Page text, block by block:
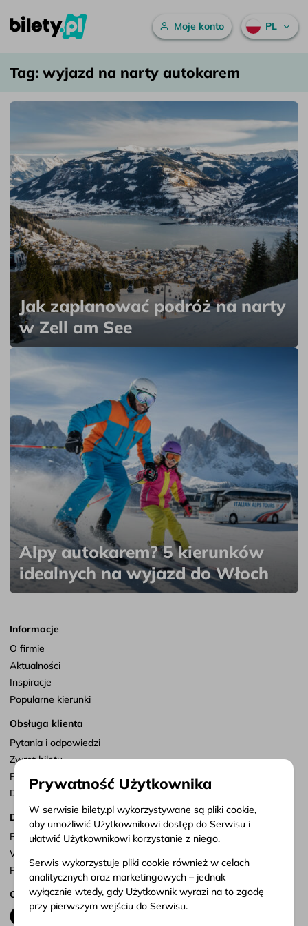
Przejdź do treści
wyjazd na narty autokarem – bilety.pl
Menu główne
Moje konto PL
Tag: wyjazd na narty autokarem
Jak zaplanować podróż na narty
w Zell am See
Alpy autokarem? 5 kierunków
idealnych na wyjazd do Włoch
Informacje
O firmie
Aktualności
Inspiracje
Popularne kierunki
Obsługa klienta
Pytania i odpowiedzi
Zwrot biletu
Punkty sprzedaży
Dostosuj zgody
Dokumenty
Regulamin serwisu
Warunki przewozu
Polityka prywatności
Obserwuj nas
Prywatność Użytkownika
W serwisie bilety.pl wykorzystywane są pliki cookie,
aby umożliwić Użytkownikowi dostęp do Serwisu i
ułatwić Użytkownikowi korzystanie z niego.
Serwis wykorzystuje pliki cookie również w celach
analitycznych oraz marketingowych – jednak
wyłącznie wtedy, gdy Użytkownik wyrazi na to zgodę
przy pierwszym wejściu do Serwisu.